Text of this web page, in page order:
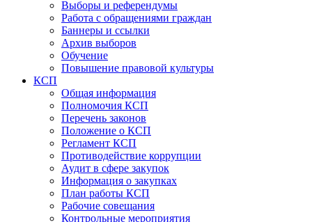
Выборы и референдумы
Работа с обращениями граждан
Баннеры и ссылки
Архив выборов
Обучение
Повышение правовой культуры
КСП
Общая информация
Полномочия КСП
Перечень законов
Положение о КСП
Регламент КСП
Противодействие коррупции
Аудит в сфере закупок
Информация о закупках
План работы КСП
Рабочие совещания
Контрольные мероприятия